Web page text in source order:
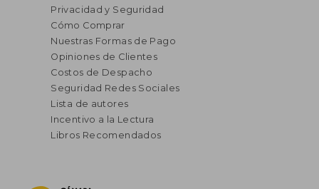
Privacidad y Seguridad
Cómo Comprar
Nuestras Formas de Pago
Opiniones de Clientes
Costos de Despacho
Seguridad Redes Sociales
Lista de autores
Incentivo a la Lectura
Libros Recomendados